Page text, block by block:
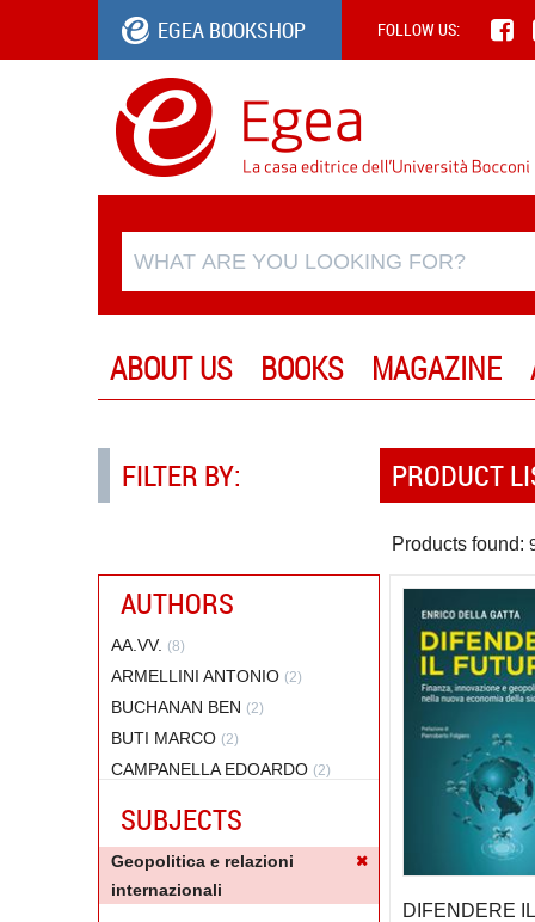
EGEA BOOKSHOP FOLLOW US:
ABOUT US BOOKS MAGAZINE
FILTER BY:
AUTHORS
AA.VV. (8)
ARMELLINI ANTONIO (2)
BUCHANAN BEN (2)
BUTI MARCO (2)
CAMPANELLA EDOARDO (2)
CORRADO DIEGO
DALLOCCHIO MAURIZIO
DASSU' MARTA
SUBJECTS
Geopolitica e relazioni
internazionali
PRODUCT
Products found:
DIFENDERE